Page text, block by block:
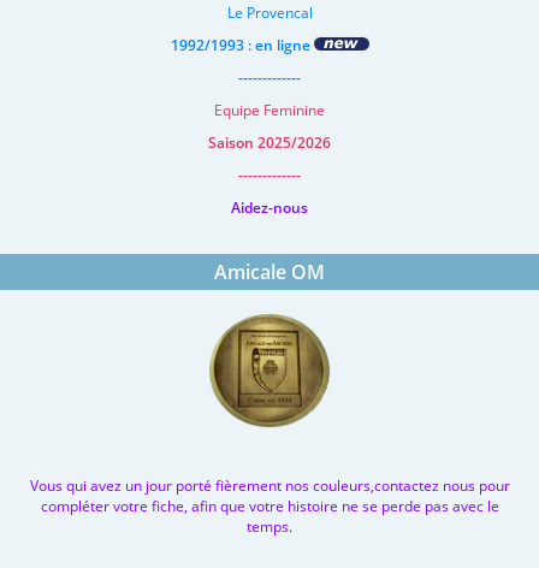
Le Provencal
1992/1993 : en ligne
-------------
Equipe Feminine
Saison 2025/2026
-------------
Aidez-nous
Amicale OM
Vous qui avez un jour porté fièrement nos couleurs,contactez nous pour
compléter votre fiche, afin que votre histoire ne se perde pas avec le
temps.